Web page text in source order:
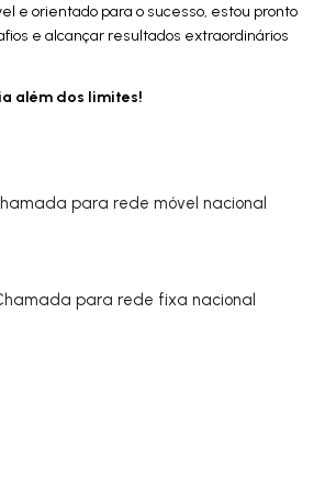
e orientado para o sucesso, estou pronto
e alcançar resultados extraordinários
além dos limites!
para rede móvel nacional
para rede fixa nacional